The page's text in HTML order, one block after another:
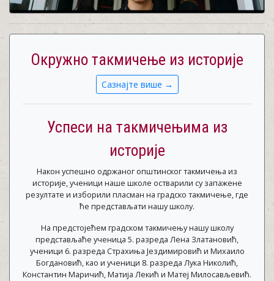
Окружно такмичење из историје
Сазнајте више →
Успеси на такмичењима из
историје
Након успешно одржаног општинског такмичења из
историје, ученици наше школе остварили су запажене
резултате и изборили пласман на градско такмичење, где
ће представљати нашу школу.
На предстојећем градском такмичењу нашу школу
представљаће ученица 5. разреда Лена Златановић,
ученици 6. разреда Страхиња Јездимировић и Михаило
Богдановић, као и ученици 8. разреда Лука Николић,
Константин Маричић, Mатија Лекић и Maтеј Милосављевић.